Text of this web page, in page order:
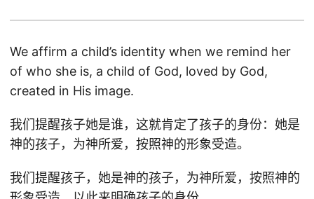
We affirm a child’s identity when we remind her
of who she is, a child of God, loved by God,
created in His image.
我们提醒孩子她是谁，这就肯定了孩子的身份：她是
神的孩子，为神所爱，按照神的形象受造。
我们提醒孩子，她是神的孩子，为神所爱，按照神的